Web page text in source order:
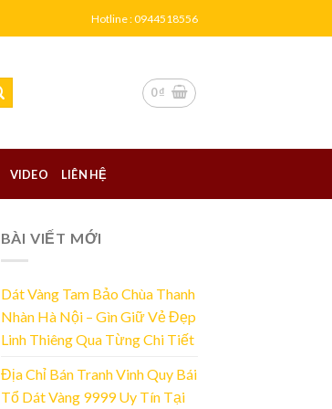
Hotline : 0944518556
0₫
VIDEO LIÊN HỆ
BÀI VIẾT MỚI
Dát Vàng Tam Bảo Chùa Thanh
Nhàn Hà Nội – Gìn Giữ Vẻ Đẹp
Linh Thiêng Qua Từng Chi Tiết
Địa Chỉ Bán Tranh Vinh Quy Bái
Tổ Dát Vàng 9999 Uy Tín Tại